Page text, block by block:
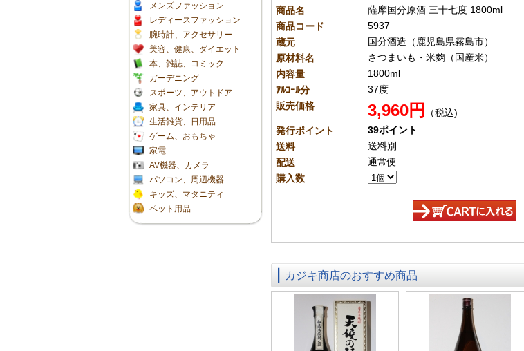
メンズファッション
レディースファッション
腕時計、アクセサリー
美容、健康、ダイエット
本、雑誌、コミック
ガーデニング
スポーツ、アウトドア
家具、インテリア
生活雑貨、日用品
ゲーム、おもちゃ
家電
AV機器、カメラ
パソコン、周辺機器
キッズ、マタニティ
ペット用品
商品名
薩摩国分原酒 三十七度 1800ml
商品コード
5937
蔵元
国分酒造（鹿児島県霧島市）
原材料名
さつまいも・米麴（国産米）
内容量
1800ml
ｱﾙｺｰﾙ分
37度
販売価格
3,960円
（税込)
発行ポイント
39ポイント
送料
送料別
配送
通常便
購入数
カジキ商店のおすすめ商品